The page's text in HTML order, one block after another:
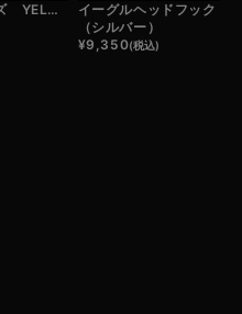
ガラスビーズ YELLOW （1粒）
イーグルヘッドフック
（シルバー）
¥9,350(税込)